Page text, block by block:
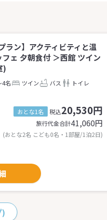
ラン】アクティビティと温
ェ 夕朝食付 ＞西館 ツイン
)
4名 ツイン バス
トイレ
おとな1名 税込20,530円
旅行代金合計41,060円
(おとな2名 こども0名・1部屋/1泊2日)
)